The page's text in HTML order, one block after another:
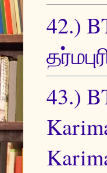
42.)
43.)